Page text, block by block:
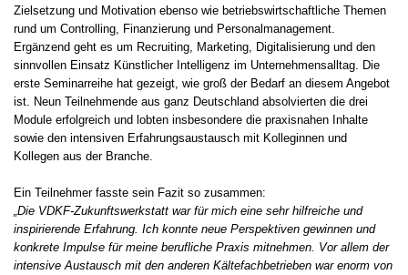
Zielsetzung und Motivation ebenso wie betriebswirtschaftliche Themen
rund um Controlling, Finanzierung und Personalmanagement.
Ergänzend geht es um Recruiting, Marketing, Digitalisierung und den
sinnvollen Einsatz Künstlicher Intelligenz im Unternehmensalltag. Die
erste Seminarreihe hat gezeigt, wie groß der Bedarf an diesem Angebot
ist. Neun Teilnehmende aus ganz Deutschland absolvierten die drei
Module erfolgreich und lobten insbesondere die praxisnahen Inhalte
sowie den intensiven Erfahrungsaustausch mit Kolleginnen und
Kollegen aus der Branche.
Ein Teilnehmer fasste sein Fazit so zusammen:
„Die VDKF-Zukunftswerkstatt war für mich eine sehr hilfreiche und
inspirierende Erfahrung. Ich konnte neue Perspektiven gewinnen und
konkrete Impulse für meine berufliche Praxis mitnehmen. Vor allem der
intensive Austausch mit den anderen Kältefachbetrieben war enorm von